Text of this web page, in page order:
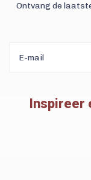
Ontvang de
Inspireer